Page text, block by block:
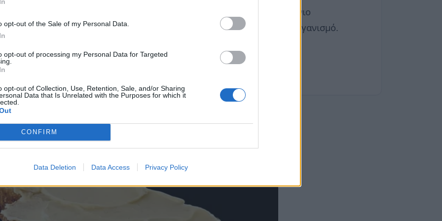
opt-out of the Sale of my Personal Data.
opt-out of processing my Personal Data for Targeted
opt-out of Collection, Use, Retention, Sale, and/or Sharing
Data that Is Unrelated with the Purposes for which it
CONFIRM
Data Deletion Data Access Privacy Policy
λόγω του αλουμινίου, που είναι τοξικό. Κατά το ψήσιμο, το αλουμίνιο
θερμοκρασίας, εισχωρεί στο φαγητό και, κατά συνέπεια, στον οργανισμό.
τα μαγειρικά σκεύη από αλουμίνιο & ταψάκια μιας χρήσης